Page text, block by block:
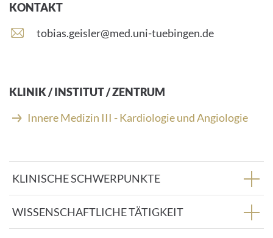
KONTAKT
E
i
l
A
e
s
s
e
:
tobias.geisler@med.uni-tuebingen.de
KLINIK / INSTITUT / ZENTRUM
Innere Medizin III - Kardiologie und Angiologie
KLINISCHE SCHWERPUNKTE
WISSENSCHAFTLICHE TÄTIGKEIT